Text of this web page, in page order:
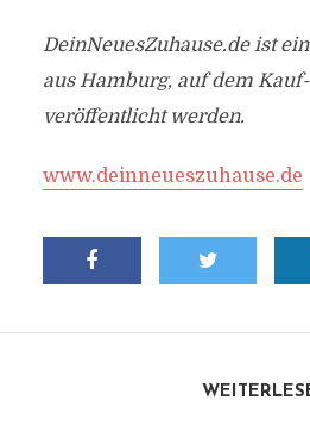
DeinNeuesZuhause.de ist
aus Hamburg, auf dem
veröffentlicht werden.
www.deinneueszuhause.de